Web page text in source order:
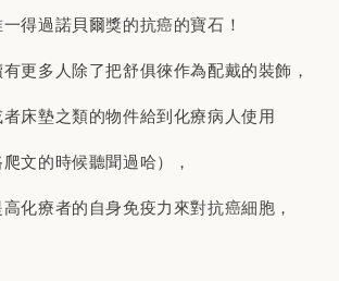
得過諾貝爾獎的抗癌的寶石！
更多人除了把舒俱徠作為配戴的裝飾，
床墊之類的物件給到化療病人使用
爬文的時候聽聞過哈），
化療者的自身免疫力來對抗癌細胞，